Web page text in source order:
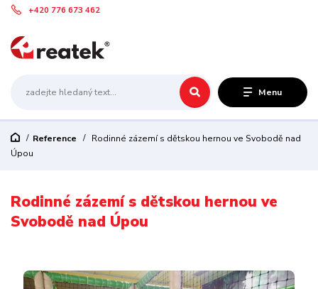
Menu
+420 776 673 462
Reference
Rodinné zázemí s dětskou hernou ve Svobodě nad
Úpou
Rodinné zázemí s dětskou hernou ve
Svobodě nad Úpou